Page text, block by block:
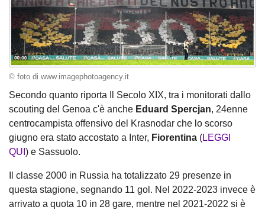
© foto di www.imagephotoagency.it
Secondo quanto riporta Il Secolo XIX, tra i monitorati dallo
scouting del Genoa c'è anche Eduard Spercjan, 24enne
centrocampista offensivo del Krasnodar che lo scorso
giugno era stato accostato a Inter, Fiorentina (LEGGI
QUI ) e Sassuolo.
Il classe 2000 in Russia ha totalizzato 29 presenze in
questa stagione, segnando 11 gol. Nel 2022-2023 invece è
arrivato a quota 10 in 28 gare, mentre nel 2021-2022 si è